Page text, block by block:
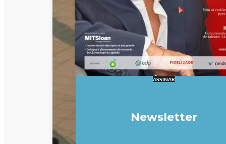
ASSINAR
Newsletter